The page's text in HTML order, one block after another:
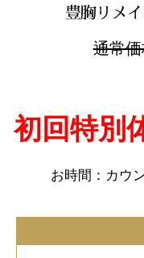
豊胸リメ
通常
初回特別
お時間：カウ